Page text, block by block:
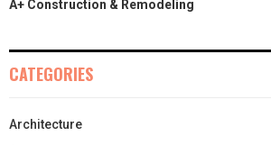
A+ Construction & Remodeling
CATEGORIES
Architecture